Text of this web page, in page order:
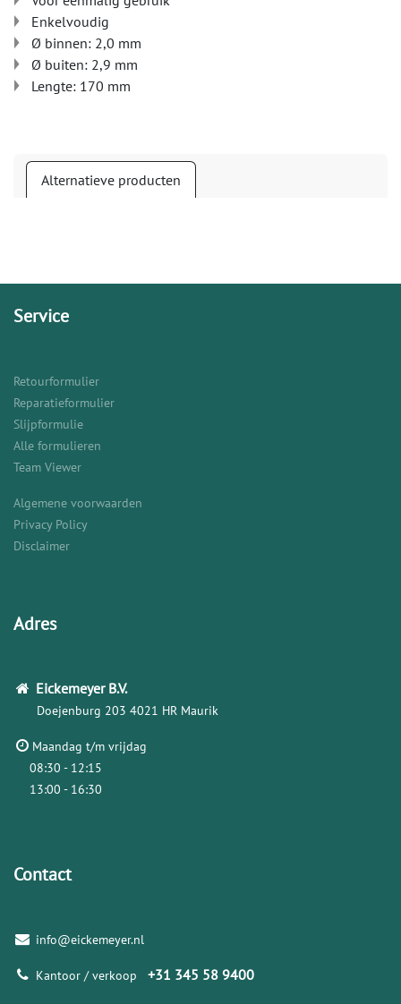
Enkelvoudig
Ø binnen: 2,0 mm
Ø buiten: 2,9 mm
Lengte: 170 mm
Alternatieve producten
Service
Retourformulier
Reparatieformulier
Slijpformulie
Alle formulieren
Team Viewer
Algemene voorwaarden
Privacy Policy
Disclaimer
Adres
Eickemeyer B.V.
Doejenburg 203 4021 HR Maurik
Maandag t/m vrijdag
08:30 - 12:15
13:00 - 16:30
Contact
info@eickemeyer.nl
Kantoor / verkoop +31 345 58 9400